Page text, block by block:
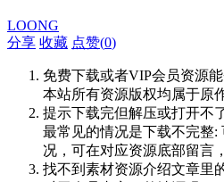
LOONG
分享 收藏 点赞(0)
免费下载或者VIP会员资源
本站所有资源版权均属于原
提示下载完但解压或打开不
最常见的情况是下载不完整
况，可在对应资源底部留言
找不到素材资源介绍文章里